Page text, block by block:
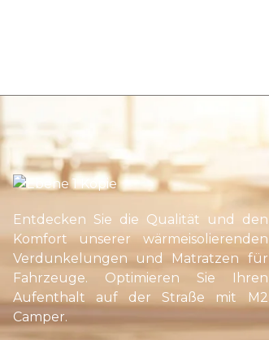
Entdecken Sie die Qualität und den
Komfort unserer wärmeisolierenden
Verdunkelungen und Matratzen für
Fahrzeuge. Optimieren Sie Ihren
Aufenthalt auf der Straße mit M2
Camper.